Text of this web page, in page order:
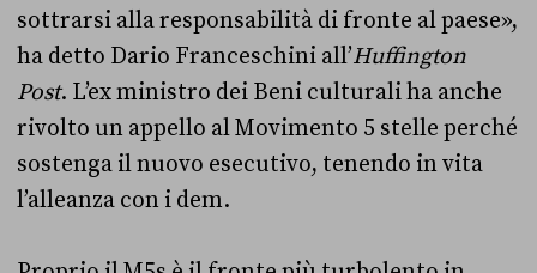
sottrarsi alla responsabilità di fronte al paese»,
ha detto Dario Franceschini all’Huffington
Post. L’ex ministro dei Beni culturali ha anche
rivolto un appello al Movimento 5 stelle perché
sostenga il nuovo esecutivo, tenendo in vita
l’alleanza con i dem.